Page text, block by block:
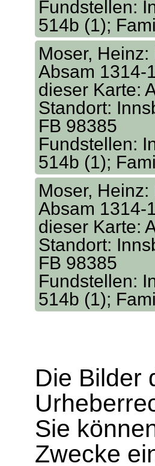
Fundstellen:
514b (1);
Moser,
Absam 1314-
dieser Karte:
Standort:
FB 98385
Fundstellen:
514b (1);
Moser,
Absam 1314-
dieser Karte:
Standort:
FB 98385
Fundstellen:
514b (1);
Die Bilder
Sie
Zwecke